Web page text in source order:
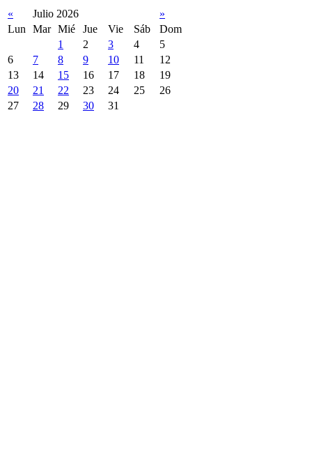
« Julio 2026
»
Lun
Mar Mié Jue Vie Sáb
Dom
1
2 3 4
5
6
7 8 9 10 11
12
13
14 15 16 17 18
19
20
21 22 23 24 25
26
27
28 29 30 31